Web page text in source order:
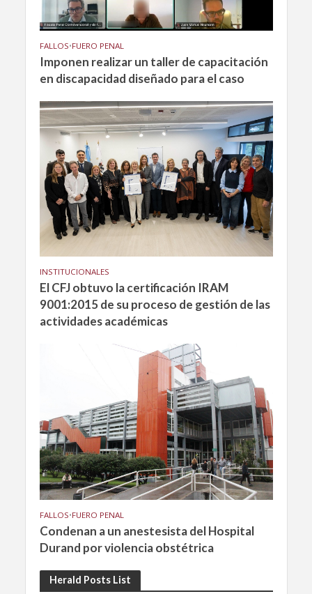
FALLOS•FUERO PENAL
Imponen realizar un taller de capacitación
en discapacidad diseñado para el caso
INSTITUCIONALES
El CFJ obtuvo la certificación IRAM
9001:2015 de su proceso de gestión de las
actividades académicas
FALLOS•FUERO PENAL
Condenan a un anestesista del Hospital
Durand por violencia obstétrica
Herald Posts List